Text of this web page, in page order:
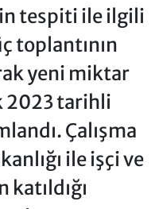
tespiti ile ilgili
toplantının
yeni miktar
2023 tarihli
Çalışma
ile işçi ve